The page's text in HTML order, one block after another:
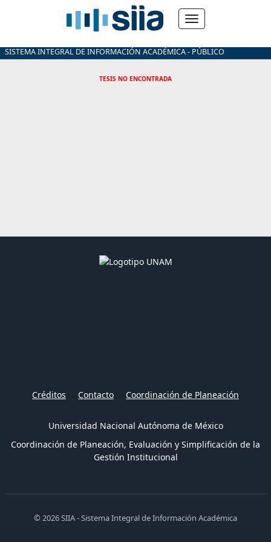
SISTEMA INTEGRAL DE INFORMACIÓN ACADÉMICA - PÚBLICO
TESIS NO ENCONTRADA
Créditos Contacto Coordinación de Planeación
Universidad Nacional Autónoma de México
Coordinación de Planeación, Evaluación y Simplificación de la
Gestión Institucional
© 2026 SIIA - Sistema Integral de Información Académica